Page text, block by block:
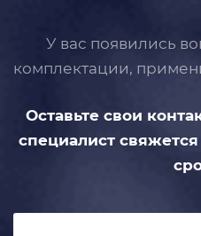
У вас появились
комплектации,
Оставьте свои
специалист